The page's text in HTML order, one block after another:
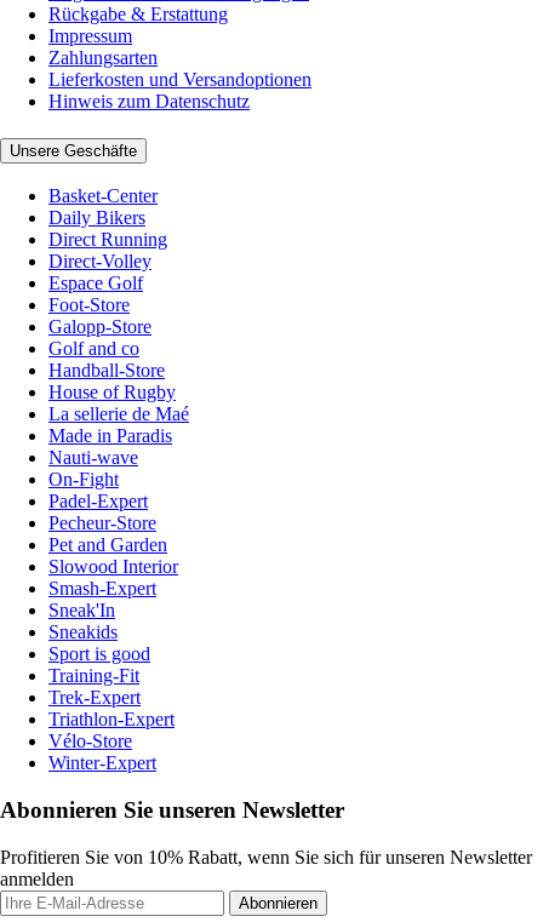
Rückgabe & Erstattung
Impressum
Zahlungsarten
Lieferkosten und Versandoptionen
Hinweis zum Datenschutz
Unsere Geschäfte
Basket-Center
Daily Bikers
Direct Running
Direct-Volley
Espace Golf
Foot-Store
Galopp-Store
Golf and co
Handball-Store
House of Rugby
La sellerie de Maé
Made in Paradis
Nauti-wave
On-Fight
Padel-Expert
Pecheur-Store
Pet and Garden
Slowood Interior
Smash-Expert
Sneak'In
Sneakids
Sport is good
Training-Fit
Trek-Expert
Triathlon-Expert
Vélo-Store
Winter-Expert
Abonnieren Sie unseren Newsletter
Profitieren Sie von 10% Rabatt, wenn Sie sich für unseren Newsletter
anmelden
Abonnieren